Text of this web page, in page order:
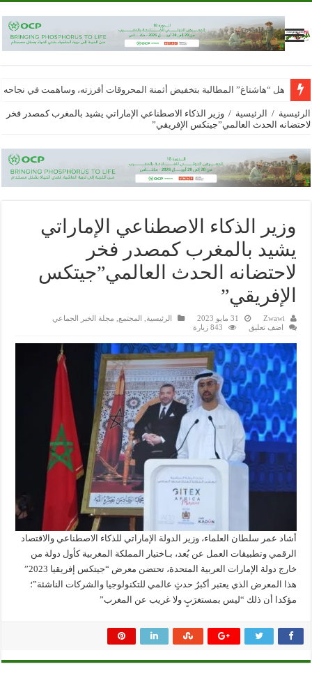
هل “هاشتاغ” المطالبة بتخفيض أثمنة المحروقات أفرزته، وساهمت في
الرئيسية / الرئيسية / وزير الذكاء الاصطناعي الإماراتي يشيد بالمغرب كمصدر فخر
لاحتضانه الحدث العالمي”جيتكس الإفريقي”
وزير الذكاء الاصطناعي الإماراتي
يشيد بالمغرب كمصدر فخر
لاحتضانه الحدث العالمي”جيتكس
الإفريقي”
Zwawi 31 مايو 2023 الرئيسية المجتمع
مجلة الخبر الجماعي
اضف تعليق
843 زيارة
أشاد عمر سلطان العلماء، وزير الدولة الإماراتي للذكاء الاصطناعي والاقتصاد
الرقمي وتطبيقات العمل عن بُعد، بـاختيار المملكة المغربية كأول دولة من
خارج دولة الإمارات العربية المتحدة، تحتضن معرض “جيتكس إفريقيا 2023”
هذا المعرض الذي يعتبر أكبرُ حدثٍ عالمي للتكنولوجيا والشركات الناشئة”؛
مؤكدا أن ذلك “ليس بمستغرَبٍ ولا غريب عن المغرب”